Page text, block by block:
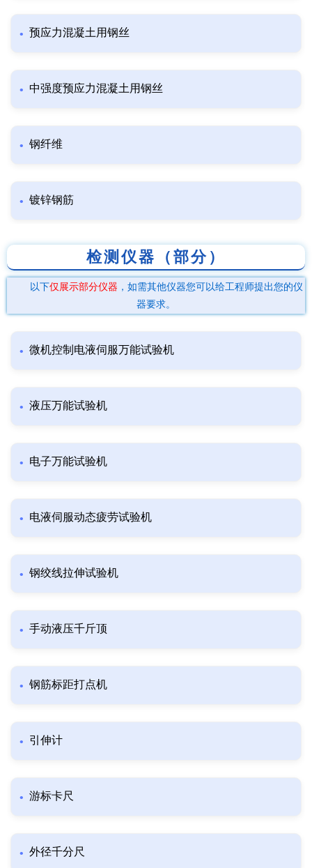
预应力混凝土用钢丝
中强度预应力混凝土用钢丝
钢纤维
镀锌钢筋
检测仪器（部分）
以下仅展示部分仪器 ，如需其他仪器您可以给工程师提出您的仪
器要求。
微机控制电液伺服万能试验机
液压万能试验机
电子万能试验机
电液伺服动态疲劳试验机
钢绞线拉伸试验机
手动液压千斤顶
钢筋标距打点机
引伸计
游标卡尺
外径千分尺